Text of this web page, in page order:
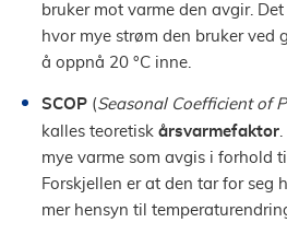
bruker mot varme den avgir.
hvor mye strøm den bruker ved
å oppnå 20 °C inne.
SCOP (Seasonal Coefficient of
kalles teoretisk årsvarmefaktor
mye varme som avgis i forhold
Forskjellen er at den tar for seg
mer hensyn til